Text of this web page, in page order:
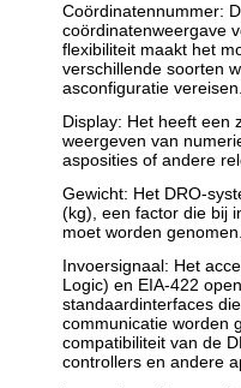
Coördinatennummer:
coördinatenweergave
flexibiliteit maakt het
verschillende soorten
asconfiguratie vereisen.
Display: Het heeft een
weergeven van
asposities of andere
Gewicht: Het DRO-
(kg), een factor die bij
moet worden genomen.
Invoersignaal: Het
Logic) en EIA-422
standaardinterfaces
communicatie worden
compatibiliteit van de
controllers en andere